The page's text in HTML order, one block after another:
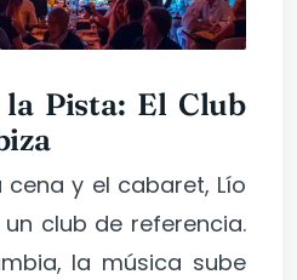
Pista: El Club
cena y el cabaret, Lío
club de referencia.
la música sube